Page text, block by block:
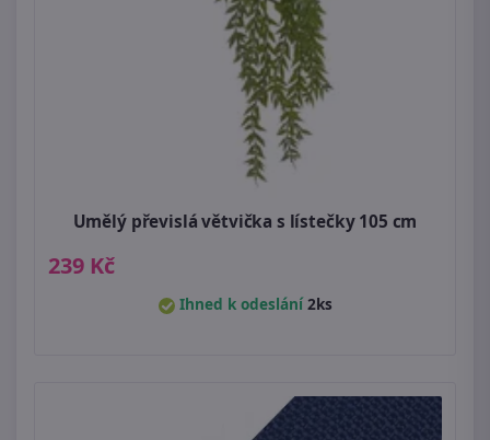
Umělý převislá větvička s lístečky 105 cm
239 Kč
Ihned k odeslání2ks